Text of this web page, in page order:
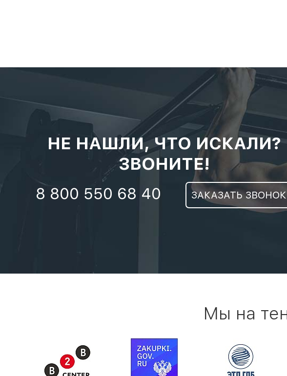
НЕ НАШЛИ, ЧТО ИСКАЛИ?
ЗВОНИТЕ!
8 800 550 68 40 ЗАКАЗАТЬ ЗВОНОК
Мы на